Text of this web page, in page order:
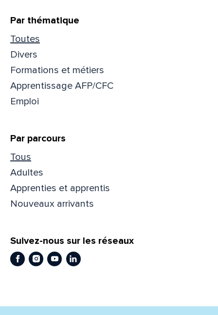
Par thématique
Toutes
Divers
Formations et métiers
Apprentissage AFP/CFC
Emploi
Par parcours
Tous
Adultes
Apprenties et apprentis
Nouveaux arrivants
Suivez-nous sur les réseaux
Facebook
Instagram
YoutubeLinkedIn